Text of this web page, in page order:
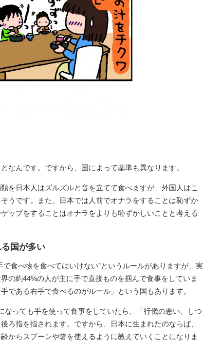
なんです。ですから、国によって基準も異なります。
を日本人はズルズルと音を立てて食べますが、外国人はこ
うです。また、日本では人前でオナラをすることは恥ずか
ップをすることはオナラをよりも恥ずかしいことと考える
国が多い
食べ物を食べてはいけない”というルールがありますが、実
の約44%の人が主に手で直接ものを掴んで食事をしていま
である右手で食べるのがルール」という国もあります。
なっても手を使って食事をしていたら、「行儀の悪い、しつ
ろ指を指されます。ですから、日本に生まれたのならば、
からスプーンや箸を使えるように教えていくことになりま